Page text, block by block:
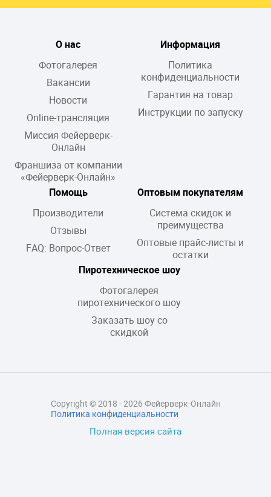
О нас
Фотогалерея
Вакансии
Новости
Online-трансляция
Миссия Фейерверк-
Онлайн
Франшиза от компании
«Фейерверк-Онлайн»
Информация
Политика
конфиденциальности
Гарантия на товар
Инструкции по запуску
Помощь
Производители
Отзывы
FAQ: Вопрос-Ответ
Оптовым покупателям
Система скидок и
преимущества
Оптовые прайс-листы и
остатки
Пиротехническое шоу
Фотогалерея
пиротехнического шоу
Заказать шоу со
скидкой
Полная версия сайта
Copyright © 2018 - 2026 Фейерверк-Онлайн
Политика конфиденциальности